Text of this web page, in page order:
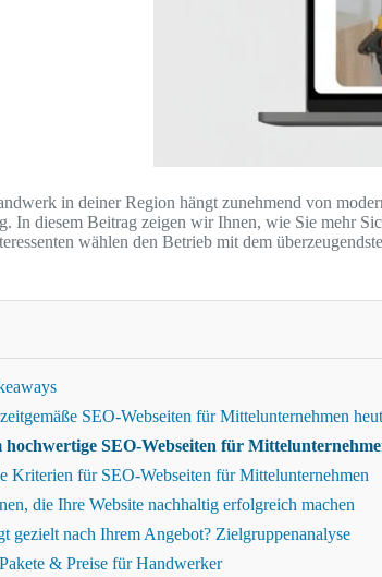
in deiner Region hängt zunehmend von
In diesem Beitrag zeigen wir Ihnen, wie Sie mehr
wählen den Betrieb mit dem
SEO-Webseiten für Mittelunternehmen
hochwertige SEO-Webseiten für
Kriterien für SEO-Webseiten für Mittelunternehmen
die Ihre Website nachhaltig erfolgreich machen
gezielt nach Ihrem Angebot? Zielgruppenanalyse
& Preise für Handwerker